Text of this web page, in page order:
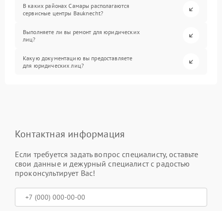
В каких районах Самары располагаются
сервисные центры Bauknecht?
Выполняете ли вы ремонт для юридических
лиц?
Какую документацию вы предоставляете
для юридических лиц?
Контактная информация
Если требуется задать вопрос специалисту, оставьте
свои данные и дежурный специалист с радостью
проконсультирует Вас!